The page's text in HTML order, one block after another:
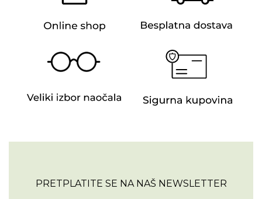
PRETPLATITE SE NA NAŠ NEWSLETTER